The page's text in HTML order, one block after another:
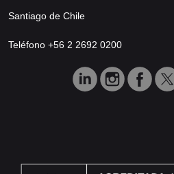
Santiago de Chile
Teléfono +56 2 2692 0200